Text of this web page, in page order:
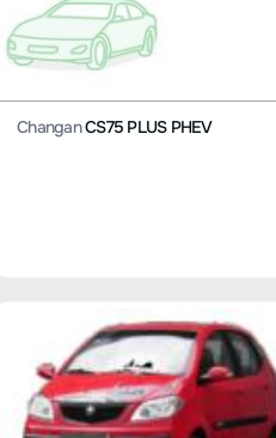
ChanganCS75 PLUS PHEV